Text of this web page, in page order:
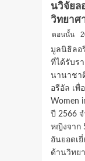
นวิจัยล
วิทยาศ
ตอนนั้น
มูลนิธิลอ
ที่ได้รับร
นานาชา
อรีอัล เพื่
Women
ปี 2566
หญิงจาก
อันยอดเ
ด้านวิทย